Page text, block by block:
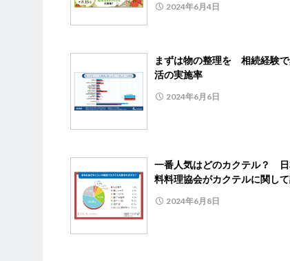
2024年6月4日
まずは物の整理を 相続経験
活の実施率
2024年6月6日
一番人気はどのカクテル？
料料理協会がカクテルに関し
2024年6月8日